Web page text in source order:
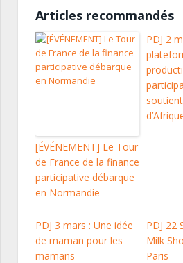
Articles recommandés
[ÉVÉNEMENT] Le Tour
de France de la finance
participative débarque
en Normandie
PDJ 2
PDJ 3 mars : Une idée
de maman pour les
mamans
PDJ 22
Milk
Paris